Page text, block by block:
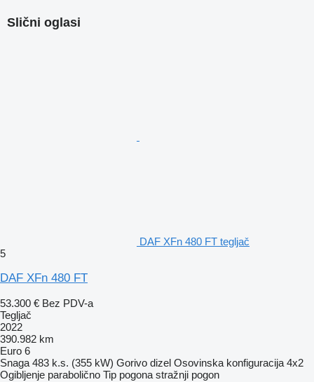
Slični oglasi
DAF XFn 480 FT tegljač
5
DAF XFn 480 FT
53.300 € Bez PDV-a
Tegljač
2022
390.982 km
Euro 6
Snaga 483 k.s. (355 kW) Gorivo dizel Osovinska konfiguracija 4x2
Ogibljenje parabolično Tip pogona stražnji pogon